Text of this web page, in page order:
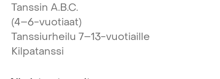
Tanssin A.B.C.
(4–6-vuotiaat)
Tanssiurheilu 7–13-vuotiaille
Kilpatanssi